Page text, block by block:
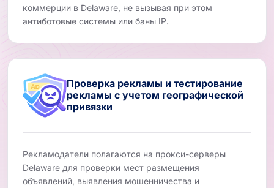
коммерции в Delaware, не вызывая при этом
антиботовые системы или баны IP.
Проверка рекламы и тестирование
рекламы с учетом географической
привязки
Рекламодатели полагаются на прокси-серверы
Delaware для проверки мест размещения
объявлений, выявления мошенничества и